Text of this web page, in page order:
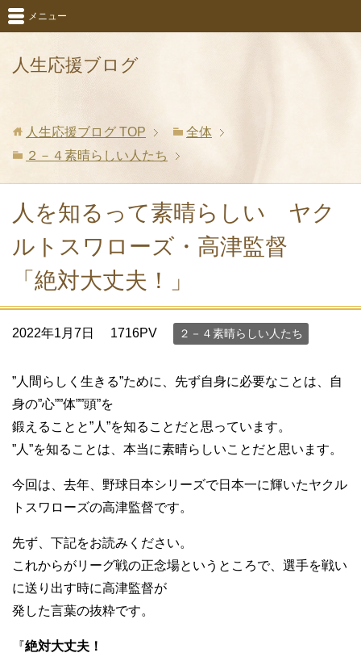
人生応援ブログ
メニュー
人生応援ブログ TOP
全体
２－４素晴らしい人たち
人を知るって素晴らしい ヤク
ルトスワローズ・高津監督
「絶対大丈夫！」
2022年1月7日 1716PV ２－４素晴らしい人たち
”人間らしく生きる”ために、先ず自身に必要なことは、自
身の”心””体””頭”を
鍛えることと”人”を知ることだと思っています。
”人”を知ることは、本当に素晴らしいことだと思います。
今回は、去年、野球日本シリーズで日本一に輝いたヤクル
トスワローズの高津監督です。
先ず、下記をお読みください。
これからがリーグ戦の正念場というところで、選手を戦い
に送り出す時に高津監督が
発した言葉の抜粋です。
『絶対大丈夫！